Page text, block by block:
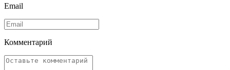
Email
Комментарий